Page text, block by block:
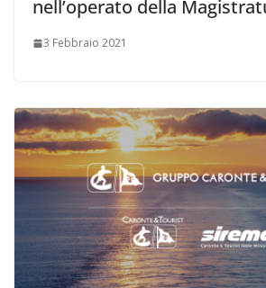
nell’operato della
3 Febbraio 2021